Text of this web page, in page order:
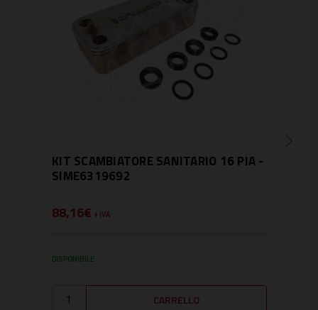
KIT SCAMBIATORE SANITARIO 16 PIA -
SIME6319692
88,16€ + IVA
DISPONIBILE